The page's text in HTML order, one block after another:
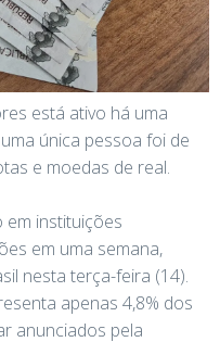
está ativo há uma
única pessoa foi de
e moedas de real.
em instituições
em uma semana,
nesta terça-feira (14).
apenas 4,8% dos
anunciados pela